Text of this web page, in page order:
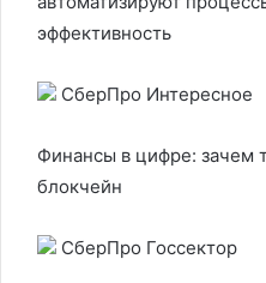
эффективность
СберПро Интересное
Финансы в цифре: зачем
блокчейн
СберПро Госсектор